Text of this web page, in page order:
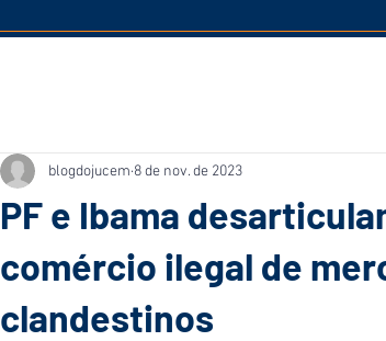
PF e Ibama
comércio ilegal de
clandestinos
blogdojucem 8 de nov. de 2023